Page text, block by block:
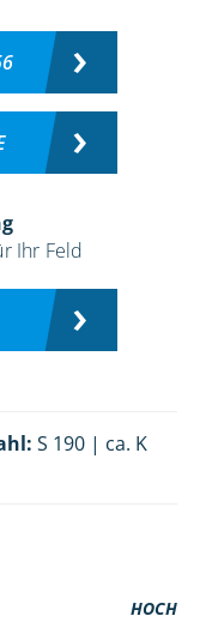
Ihr Feld
S 190 | ca. K
HOCH